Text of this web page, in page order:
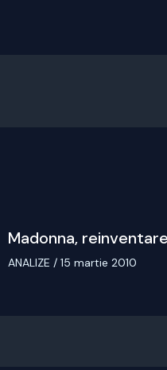
Madonna,
ANALIZE / 15 martie 2010